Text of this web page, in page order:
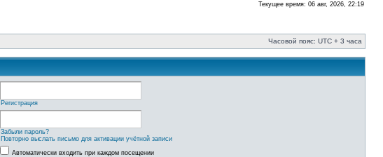
Текущее время: 06 авг, 2026, 22:19
Часовой пояс: UTC + 3 часа
Регистрация
Забыли пароль?
Повторно выслать письмо для активации учётной записи
Автоматически входить при каждом посещении